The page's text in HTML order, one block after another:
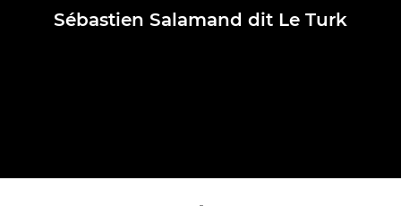
Sébastien Salamand dit Le Turk